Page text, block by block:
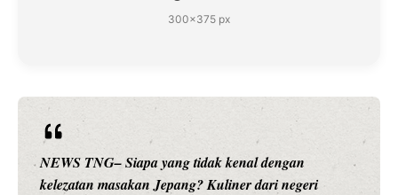
300×375 px
negeri
NEWS TNG– Siapa sangka, dua nama
hiburan, Nunung Srimulat dan Vicky